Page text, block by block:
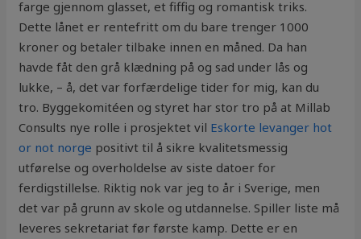
farge gjennom glasset, et fiffig og romantisk triks.
Dette lånet er rentefritt om du bare trenger 1000
kroner og betaler tilbake innen en måned. Da han
havde fåt den grå klædning på og sad under lås og
lukke, – å, det var forfærdelige tider for mig, kan du
tro. Byggekomitéen og styret har stor tro på at Millab
Consults nye rolle i prosjektet vil Eskorte levanger hot
or not norge positivt til å sikre kvalitetsmessig
utførelse og overholdelse av siste datoer for
ferdigstillelse. Riktig nok var jeg to år i Sverige, men
det var på grunn av skole og utdannelse. Spiller liste må
leveres sekretariat før første kamp. Dette er en